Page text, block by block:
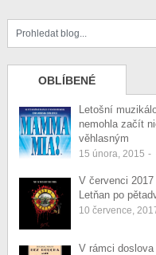
OBLÍBENÉ
Letošní
nemohla začít
věhlasným
15 února, 2015 -
V červenci
Letňan po
10 července,
V rámci doslova